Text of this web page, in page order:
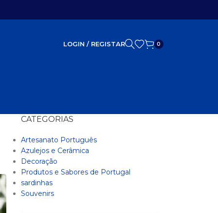
LOGIN / REGISTAR 0
CATEGORIAS
Artesanato Português
Azulejos e Cerâmica
Decoração
Produtos e Sabores de Portugal
sardinhas
Souvenirs